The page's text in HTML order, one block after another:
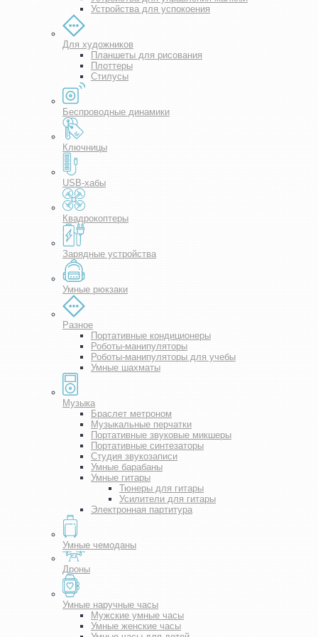
Устройства для успокоения
Для художников
Планшеты для рисования
Плоттеры
Стилусы
Беспроводные динамики
Ключницы
USB-хабы
Квадрокоптеры
Зарядные устройства
Умные рюкзаки
Разное
Портативные кондиционеры
Роботы-манипуляторы
Роботы-манипуляторы для учебы
Умные шахматы
Музыка
Браслет метроном
Музыкальные перчатки
Портативные звуковые микшеры
Портативные синтезаторы
Студия звукозаписи
Умные барабаны
Умные гитары
Тюнеры для гитары
Усилители для гитары
Электронная партитура
Умные чемоданы
Дроны
Умные наручные часы
Мужские умные часы
Умные женские часы